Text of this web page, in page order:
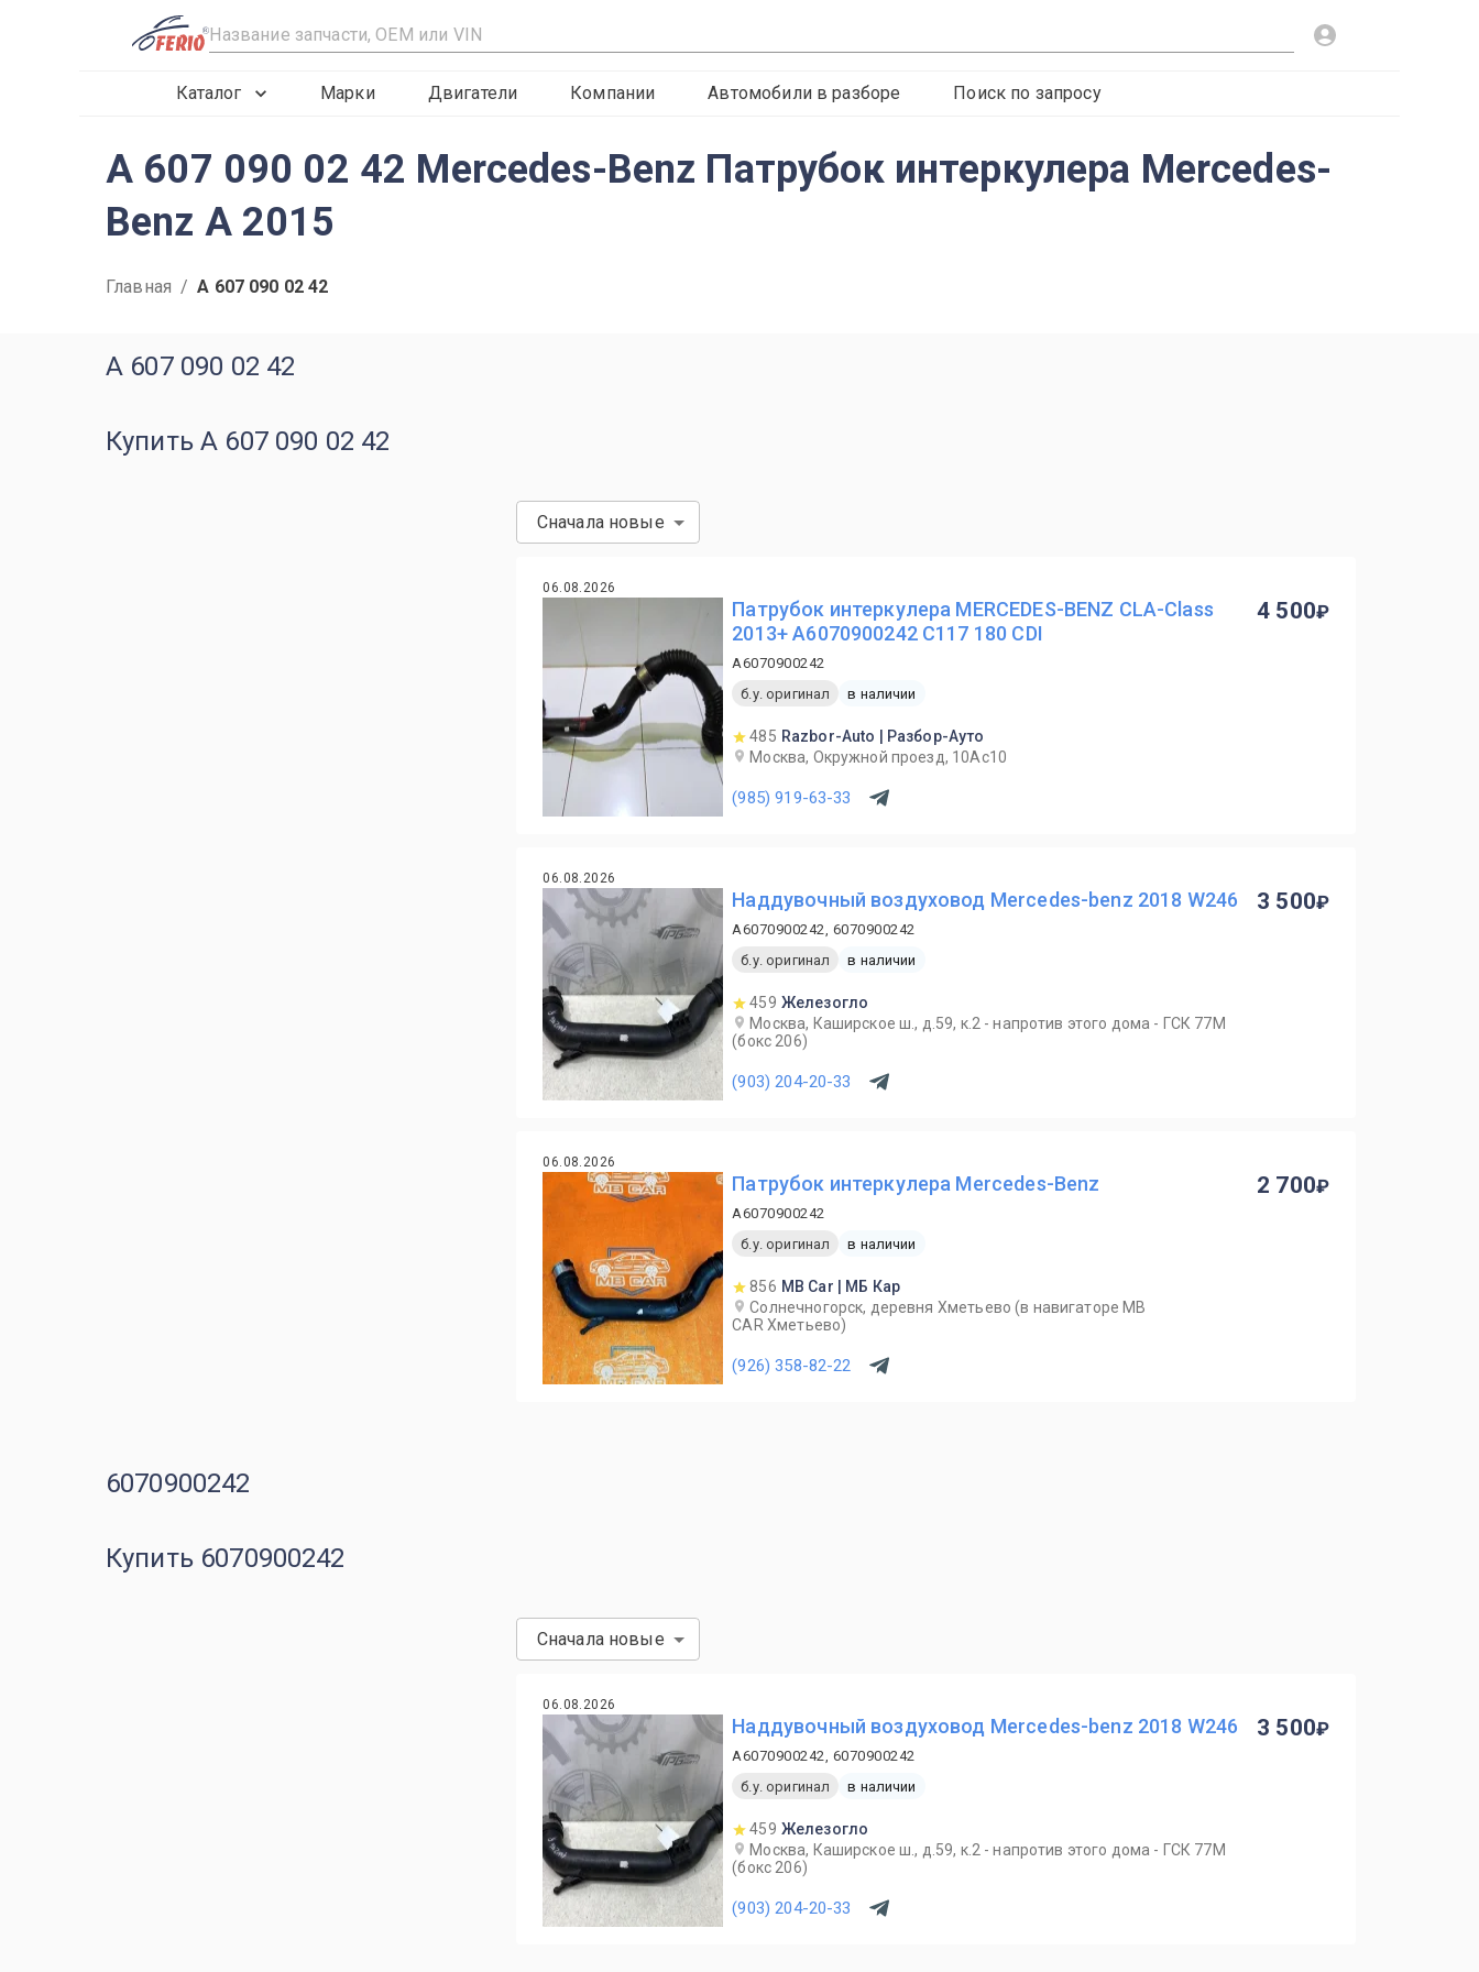
R
Каталог Марки Двигатели Компании Автомобили в разборе Поиск по запросу
A 607 090 02 42 Mercedes-Benz Патрубок интеркулера Mercedes-
Benz A 2015
Главная / A 607 090 02 42
A 607 090 02 42
Купить A 607 090 02 42
Сначала новые
06.08.2026
Патрубок интеркулера MERCEDES-BENZ CLA-Class
2013+ A6070900242 C117 180 CDI
A6070900242
б.у. оригинал
в наличии
485 Razbor-Auto | Разбор-Ауто
Москва, Окружной проезд, 10Ас10
(985) 919-63-33
4 500
06.08.2026
Наддувочный воздуховод Mercedes-benz 2018 W246
A6070900242, 6070900242
б.у. оригинал
в наличии
459 Железогло
Москва, Каширское ш., д.59, к.2 - напротив этого дома - ГСК 77М
(бокс 206)
(903) 204-20-33
3 500
06.08.2026
Патрубок интеркулера Mercedes-Benz
A6070900242
б.у. оригинал
в наличии
856 MB Car | МБ Кар
Солнечногорск, деревня Хметьево (в навигаторе MB
CAR Хметьево)
(926) 358-82-22
2 700
6070900242
Купить 6070900242
Сначала новые
06.08.2026
Наддувочный воздуховод Mercedes-benz 2018 W246
A6070900242, 6070900242
б.у. оригинал
в наличии
459 Железогло
Москва, Каширское ш., д.59, к.2 - напротив этого дома - ГСК 77М
(бокс 206)
(903) 204-20-33
3 500